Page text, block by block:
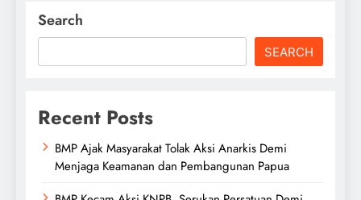
Search
SEARCH
Recent Posts
BMP Ajak Masyarakat Tolak Aksi Anarkis Demi
Menjaga Keamanan dan Pembangunan Papua